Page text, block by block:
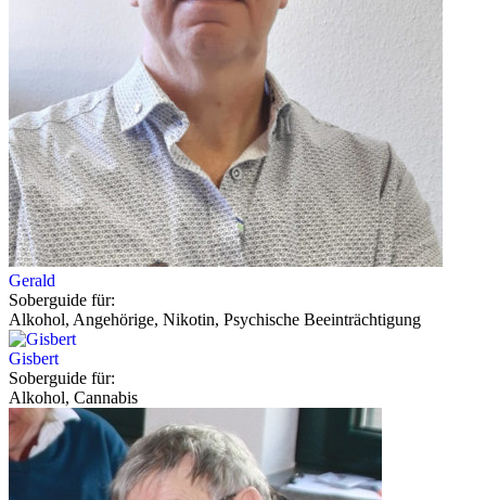
Gerald
Soberguide für:
Alkohol, Angehörige, Nikotin, Psychische Beeinträchtigung
Gisbert
Soberguide für:
Alkohol, Cannabis